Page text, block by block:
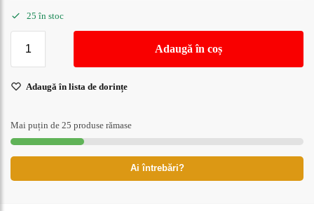
25 în stoc
Adaugă în coș
Adaugă în lista de dorințe
Mai puțin de 25 produse rămase
Ai întrebări?